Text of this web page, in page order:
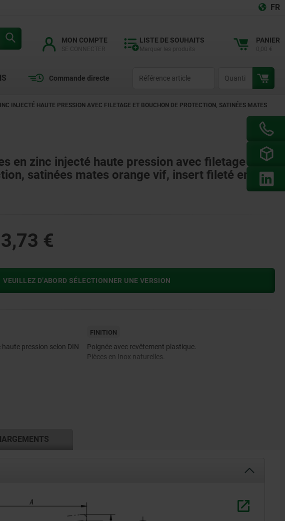
FR
MON COMPTE LISTE DE SOUHAITS PANIER
Commande directe
INJECTÉ HAUTE PRESSION AVEC FILETAGE ET BOUCHON DE PROTECTION, SATINÉES MATES
en zinc injecté haute pression avec filetage et
satinées mates orange vif, insert fileté en
€
VEUILLEZ D’ABORD SÉLECTIONNER UNE VERSION
pression selon DIN
FINITION
Poignée avec revêtement plastique.
Pièces en Inox naturelles.